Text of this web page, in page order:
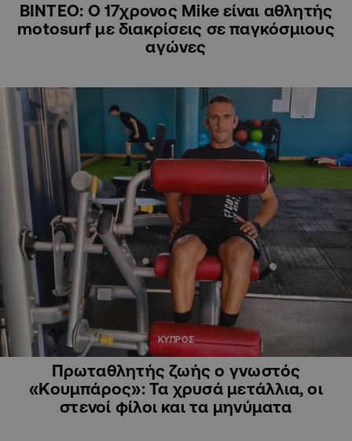
ΒΙΝΤΕΟ: Ο 17χρονος Mike είναι αθλητής
motosurf με διακρίσεις σε παγκόσμιους
αγώνες
ΚΥΠΡΟΣ
Πρωταθλητής ζωής ο γνωστός
«Κουμπάρος»: Τα χρυσά μετάλλια, οι
στενοί φίλοι και τα μηνύματα